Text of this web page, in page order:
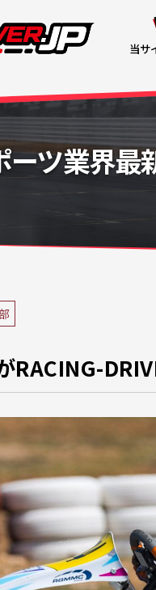
当サ
ーツ業界最
RACING-